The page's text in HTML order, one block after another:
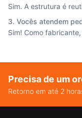
Sim. A estrutura é
3. Vocês atendem
Sim! Como
Precisa de um
Retorno em até 2